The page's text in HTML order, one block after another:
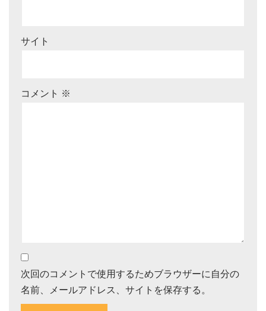
サイト
コメント ※
次回のコメントで使用するためブラウザーに自分の
名前、メールアドレス、サイトを保存する。